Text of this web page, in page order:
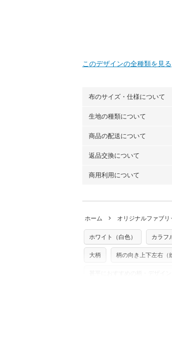
このデザインの全種類を見る
布のサイズ・仕様について
布の長さは50cm単位での
※カットを希望の方は備考
単位でのカットのみ）
生地の種類について
・現在、すべてのデザイ
ーン）・コットンリネン
（キャンバス・11号帆布）
商品の配送について
・ネコポスでの配送は、
ります。
※万が一、検品時に不備が
※土日祝は営業日に含まれ
※配送日のご指定は承れ
返品交換について
・布はご注文後に注文数
ていた色味と違う、など
返品・交換対象の基準につ
商用利用について
た記載も不要です。（製
店及びnunocoto fabricは
※有料型紙（ホームソーイ
型紙は商用利用できませ
ホーム オリジナルファブリ
ホワイト（白色） カラフ
大柄 柄の向き上下左右（